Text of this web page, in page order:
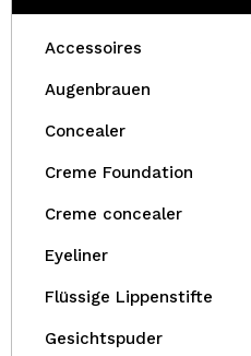
Accessoires
Augenbrauen
Concealer
Creme Foundation
Creme concealer
Eyeliner
Flüssige Lippenstifte
Gesichtspuder